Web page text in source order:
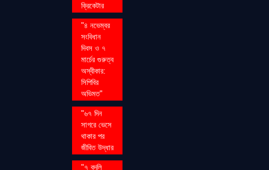
ক্রিকেটার
"৪ নভেম্বর
সংবিধান
দিবস ও ৭
মার্চের গুরুত্ব
অস্বীকার:
সিপিবির
অভিমত"
"৬৭ দিন
সাগরে ভেসে
থাকার পর
জীবিত উদ্ধার
"৭ বদলি